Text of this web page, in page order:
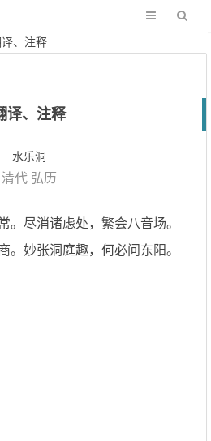
、注释
译、注释
水乐洞
清代 弘历
。尽消诸虑处，繁会八音场。
。妙张洞庭趣，何必问东阳。